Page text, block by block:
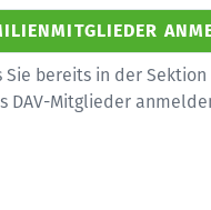
bereits in der
DAV-Mitglieder